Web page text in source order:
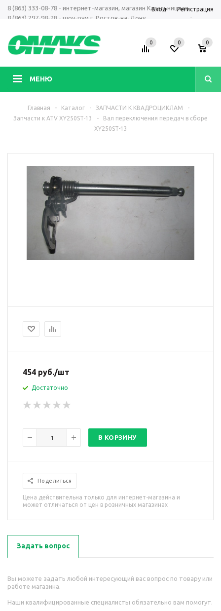
8 (863) 333-08-78 - интернет-магазин, магазин Кагальницкая
8 (863) 297-98-28 - шоу-рум г. Ростов-на-Дону
-
Вход Регистрация
МЕНЮ
0 0 0
Главная - Каталог - ЗАПЧАСТИ К КВАДРОЦИКЛАМ
-
Запчасти к АТV XY250ST-13
-
Вал переключения передач в сборе
XY250ST-13
454 руб./шт
Достаточно
В КОРЗИНУ
Поделиться
Цена действительна только для интернет-магазина и
может отличаться от цен в розничных магазинах
Задать вопрос
Вы можете задать любой интересующий вас вопрос по товару или
работе магазина.
Наши квалифицированные специалисты обязательно вам помогут.